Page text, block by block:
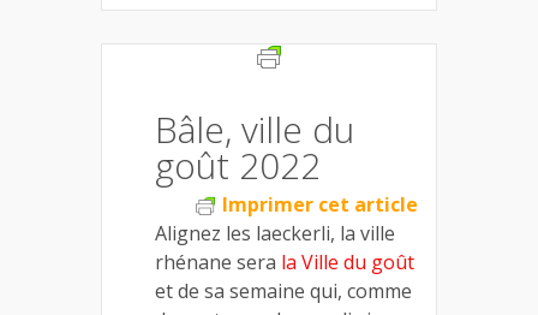
Bâle, ville du
goût 2022
Imprimer cet article
Alignez les laeckerli, la ville
rhénane sera la Ville du goût
et de sa semaine qui, comme